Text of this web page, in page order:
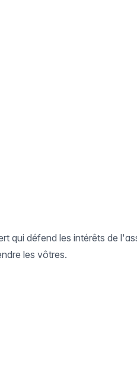
qui défend les intérêts de
les vôtres.